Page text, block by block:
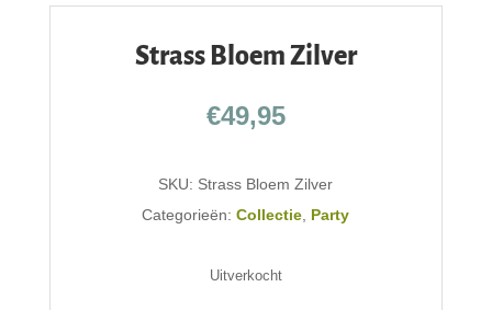
Strass Bloem Zilver
€49,95
SKU: Strass Bloem Zilver
Categorieën:Collectie, Party
Uitverkocht